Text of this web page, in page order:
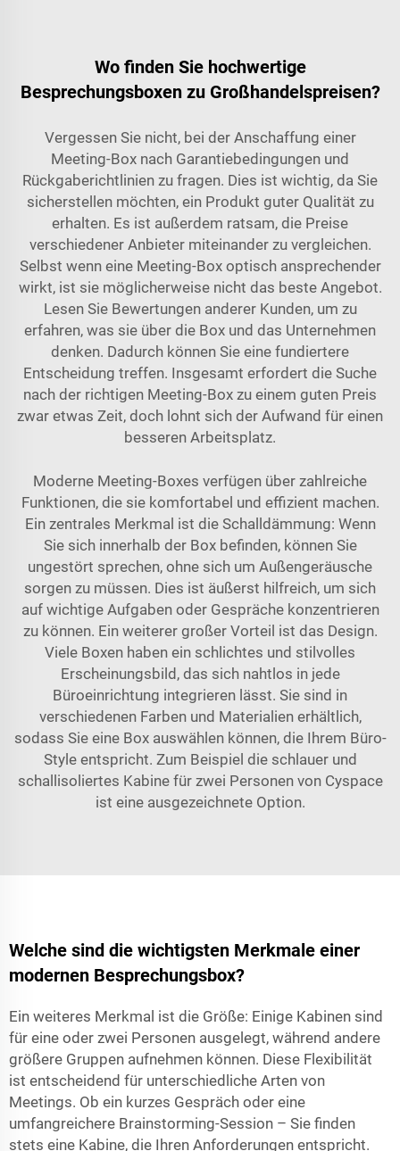
Wo finden Sie hochwertige
Besprechungsboxen zu Großhandelspreisen?
Vergessen Sie nicht, bei der Anschaffung einer
Meeting-Box nach Garantiebedingungen und
Rückgaberichtlinien zu fragen. Dies ist wichtig, da Sie
sicherstellen möchten, ein Produkt guter Qualität zu
erhalten. Es ist außerdem ratsam, die Preise
verschiedener Anbieter miteinander zu vergleichen.
Selbst wenn eine Meeting-Box optisch ansprechender
wirkt, ist sie möglicherweise nicht das beste Angebot.
Lesen Sie Bewertungen anderer Kunden, um zu
erfahren, was sie über die Box und das Unternehmen
denken. Dadurch können Sie eine fundiertere
Entscheidung treffen. Insgesamt erfordert die Suche
nach der richtigen Meeting-Box zu einem guten Preis
zwar etwas Zeit, doch lohnt sich der Aufwand für einen
besseren Arbeitsplatz.
Moderne Meeting-Boxes verfügen über zahlreiche
Funktionen, die sie komfortabel und effizient machen.
Ein zentrales Merkmal ist die Schalldämmung: Wenn
Sie sich innerhalb der Box befinden, können Sie
ungestört sprechen, ohne sich um Außengeräusche
sorgen zu müssen. Dies ist äußerst hilfreich, um sich
auf wichtige Aufgaben oder Gespräche konzentrieren
zu können. Ein weiterer großer Vorteil ist das Design.
Viele Boxen haben ein schlichtes und stilvolles
Erscheinungsbild, das sich nahtlos in jede
Büroeinrichtung integrieren lässt. Sie sind in
verschiedenen Farben und Materialien erhältlich,
sodass Sie eine Box auswählen können, die Ihrem Büro-
Style entspricht. Zum Beispiel die schlauer und
schallisoliertes Kabine für zwei Personen von Cyspace
ist eine ausgezeichnete Option.
Welche sind die wichtigsten Merkmale einer
modernen Besprechungsbox?
Ein weiteres Merkmal ist die Größe: Einige Kabinen sind
für eine oder zwei Personen ausgelegt, während andere
größere Gruppen aufnehmen können. Diese Flexibilität
ist entscheidend für unterschiedliche Arten von
Meetings. Ob ein kurzes Gespräch oder eine
umfangreichere Brainstorming-Session – Sie finden
stets eine Kabine, die Ihren Anforderungen entspricht.